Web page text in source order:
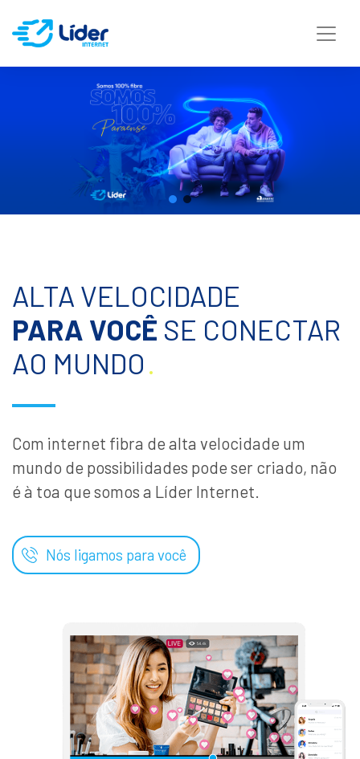
ALTA VELOCIDADE
PARA VOCÊ SE CONECTAR
AO MUNDO.
Com internet fibra de alta velocidade um
mundo de possibilidades pode ser criado, não
é à toa que somos a Líder Internet.
Nós ligamos para você